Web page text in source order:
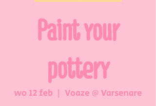
Paint your
pottery
wo 12 feb
  |
Voaze @ Varsenare